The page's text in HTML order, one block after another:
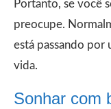
Portanto, se você
preocupe.
está passando por
vida.
Sonhar com